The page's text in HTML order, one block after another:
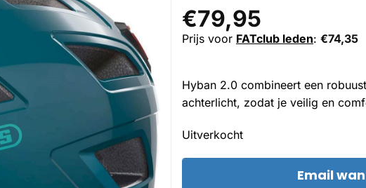
€79,95
Prijs voor FATclub leden: €74,35
Hyban 2.0 combineert een
achterlicht, zodat je veilig en
Uitverkocht
Email